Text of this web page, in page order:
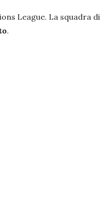
League. La squadra di
.